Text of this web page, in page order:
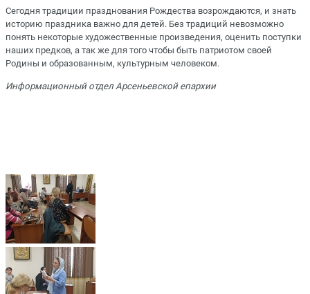
Сегодня традиции празднования Рождества возрождаются, и знать
историю праздника важно для детей. Без традиций невозможно
понять некоторые художественные произведения, оценить поступки
наших предков, а так же для того чтобы быть патриотом своей
Родины и образованным, культурным человеком.
Информационный отдел Арсеньевской епархии